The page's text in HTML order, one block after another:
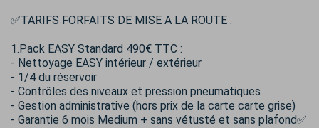
✅TARIFS FORFAITS DE MISE A LA ROUTE .
1.Pack EASY Standard 490€ TTC :
- Nettoyage EASY intérieur / extérieur
- 1/4 du réservoir
- Contrôles des niveaux et pression pneumatiques
- Gestion administrative (hors prix de la carte carte grise)
- Garantie 6 mois Medium + sans vétusté et sans plafond✅